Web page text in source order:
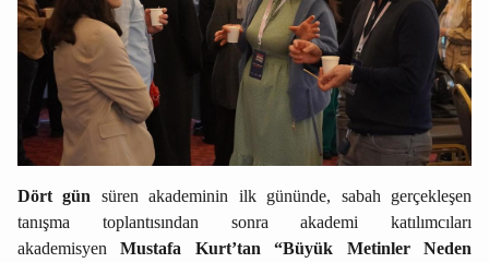
Dört gün süren akademinin ilk gününde, sabah gerçekleşen
tanışma toplantısından sonra akademi katılımcıları
akademisyenMustafa Kurt’tan
“Büyük Metinler Neden